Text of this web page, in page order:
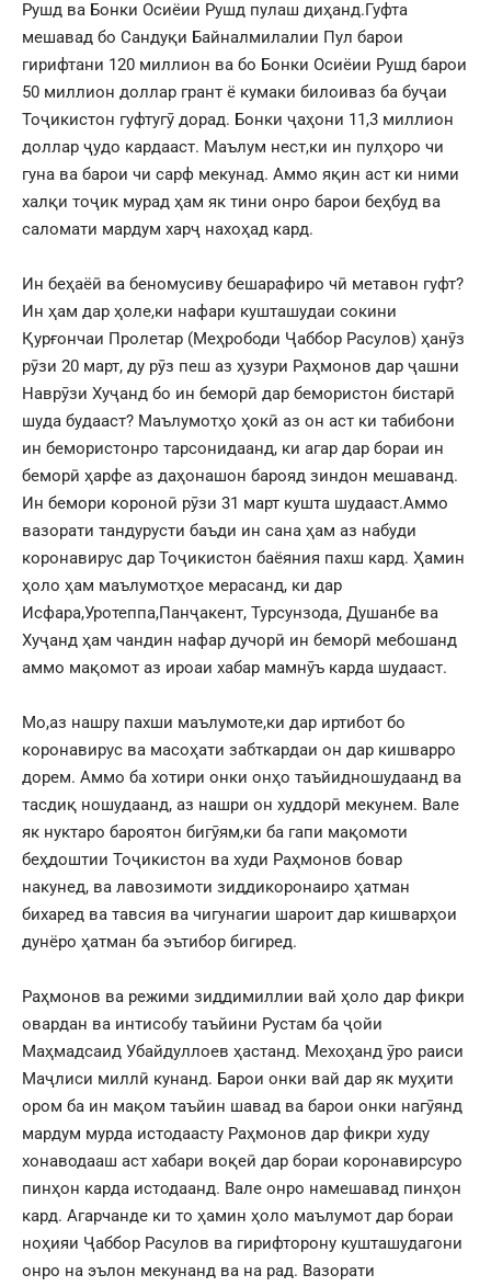
Рушд ва Бонки Осиёии Рушд пулаш диҳанд.Гуфта
мешавад бо Сандуқи Байналмилалии Пул барои
гирифтани 120 миллион ва бо Бонки Осиёии Рушд барои
50 миллион доллар грант ё кумаки билоиваз ба буҷаи
Тоҷикистон гуфтугӯ дорад. Бонки ҷаҳони 11,3 миллион
доллар ҷудо кардааст. Маълум нест,ки ин пулҳоро чи
гуна ва барои чи сарф мекунад. Аммо яқин аст ки ними
халқи тоҷик мурад ҳам як тини онро барои беҳбуд ва
саломати мардум харҷ нахоҳад кард.
Ин беҳаёӣ ва беномусиву бешарафиро чӣ метавон гуфт?
Ин ҳам дар ҳоле,ки нафари кушташудаи сокини
Қурғончаи Пролетар (Меҳрободи Ҷаббор Расулов) ҳанӯз
рӯзи 20 март, ду рӯз пеш аз ҳузури Раҳмонов дар ҷашни
Наврӯзи Хуҷанд бо ин беморӣ дар бемористон бистарӣ
шуда будааст? Маълумотҳо ҳокӣ аз он аст ки табибони
ин бемористонро тарсонидаанд, ки агар дар бораи ин
беморӣ ҳарфе аз даҳонашон барояд зиндон мешаванд.
Ин бемори короноӣ рӯзи 31 март кушта шудааст.Аммо
вазорати тандурусти баъди ин сана ҳам аз набуди
коронавирус дар Тоҷикистон баёяния пахш кард. Ҳамин
ҳоло ҳам маълумотҳое мерасанд, ки дар
Исфара,Уротеппа,Панҷакент, Турсунзода, Душанбе ва
Хуҷанд ҳам чандин нафар дучорӣ ин беморӣ мебошанд
аммо мақомот аз ироаи хабар мамнӯъ карда шудааст.
Мо,аз нашру пахши маълумоте,ки дар иртибот бо
коронавирус ва масоҳати забткардаи он дар кишварро
дорем. Аммо ба хотири онки онҳо таъйидношудаанд ва
тасдиқ ношудаанд, аз нашри он худдорӣ мекунем. Вале
як нуктаро бароятон бигӯям,ки ба гапи мақомоти
беҳдоштии Тоҷикистон ва худи Раҳмонов бовар
накунед, ва лавозимоти зиддикоронаиро ҳатман
бихаред ва тавсия ва чигунагии шароит дар кишварҳои
дунёро ҳатман ба эътибор бигиред.
Раҳмонов ва режими зиддимиллии вай ҳоло дар фикри
овардан ва интисобу таъйини Рустам ба ҷойи
Маҳмадсаид Убайдуллоев ҳастанд. Мехоҳанд ӯро раиси
Маҷлиси миллӣ кунанд. Барои онки вай дар як муҳити
ором ба ин мақом таъйин шавад ва барои онки нагӯянд
мардум мурда истодаасту Раҳмонов дар фикри худу
хонаводааш аст хабари воқеӣ дар бораи коронавирсуро
пинҳон карда истодаанд. Вале онро намешавад пинҳон
кард. Агарчанде ки то ҳамин ҳоло маълумот дар бораи
ноҳияи Ҷаббор Расулов ва гирифторону кушташудагони
онро на эълон мекунанд ва на рад. Вазорати